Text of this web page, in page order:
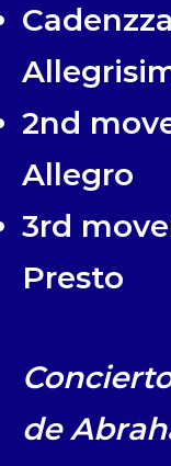
Cadenzza
2nd
Allegro
3rd
Presto
de